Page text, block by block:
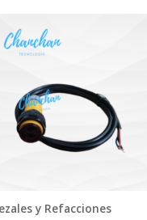
y Refacciones